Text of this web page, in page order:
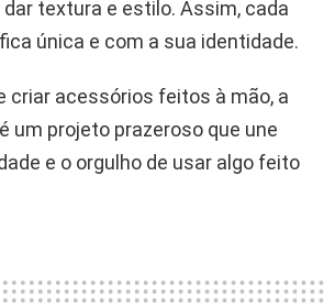
textura e estilo. Assim, cada
única e com a sua identidade.
criar acessórios feitos à mão, a
um projeto prazeroso que une
e o orgulho de usar algo feito